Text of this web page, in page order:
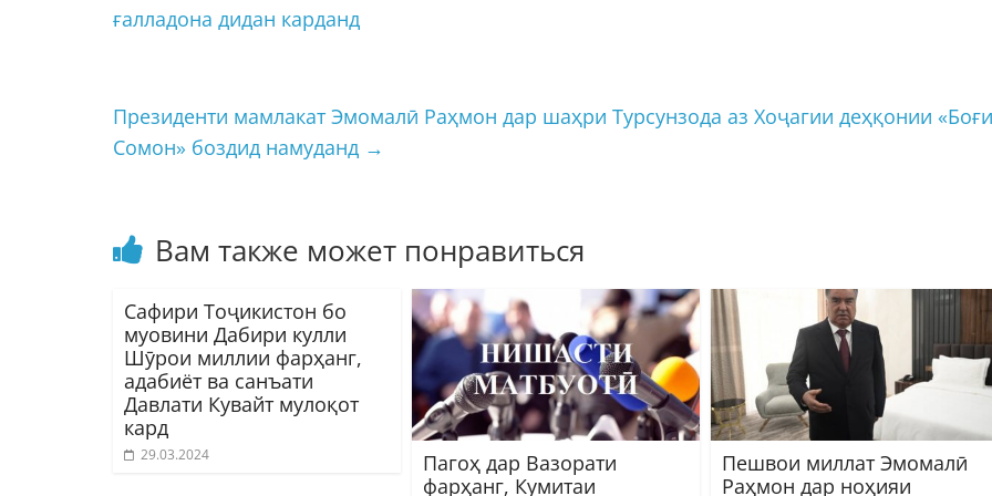
ғалладона дидан карданд
Президенти мамлакат Эмомалӣ Раҳмон дар шаҳри Турсунзода аз Хоҷагии деҳқонии «Боғи
Сомон» боздид намуданд →
Вам также может понравиться
Сафири Тоҷикистон бо
муовини Дабири кулли
Шӯрои миллии фарҳанг,
адабиёт ва санъати
Давлати Кувайт мулоқот
кард
29.03.2024
Пагоҳ дар Вазорати
фарҳанг, Кумитаи
Пешвои миллат Эмомалӣ
Раҳмон дар ноҳияи